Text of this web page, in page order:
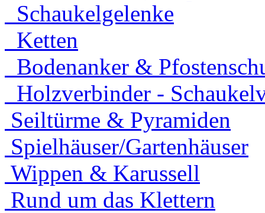
Schaukelgelenke
Ketten
Bodenanker &
Holzverbinder -
Seiltürme & Pyramiden
Spielhäuser/Gartenhäuser
Wippen & Karussell
Rund um das Klettern